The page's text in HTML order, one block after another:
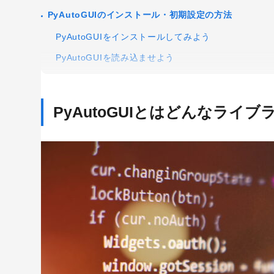
PyAutoGUIのインストール・初期設定の方法
PyAutoGUIをインストールしてみよう
PyAutoGUIを読み込ませよう
マウスカーソル移動を自動化させる
ドラッグを自動化させる
文字入力を自動化させる
特殊キー入力を自動化させる
キーの同時入力を自動化させる
スクリーンから指定した画像を探す
実行中のプログラムを停止させる
メモ帳に実行内容を保存する
PyAutoGUIとはどんなライブ